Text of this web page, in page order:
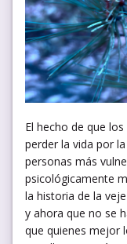
El hecho de que
perder la vida por
personas más
psicológicamente
la historia de la
y ahora que no se
que quienes mejor